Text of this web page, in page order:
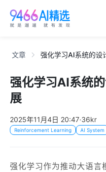
文章 强化学习AI系统的设
强化学习AI系统
展
2025年11月4日 20:47·36kr
Reinforcement Learning AI System
强化学习作为推动大语言